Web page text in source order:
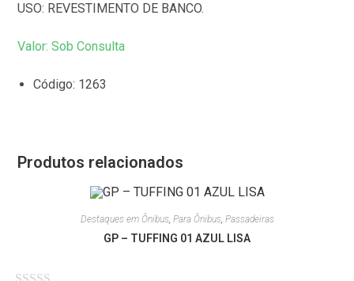
USO: REVESTIMENTO DE BANCO.
Valor: Sob Consulta
Código: 1263
Produtos relacionados
Destaques em Ônibus, Para Ônibus, Passadeiras
GP – TUFFING 01 AZUL LISA